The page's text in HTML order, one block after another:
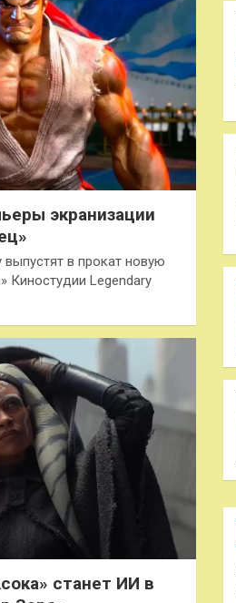
экранизации
в прокат новую
Киностудии Legendary
станет ИИ в